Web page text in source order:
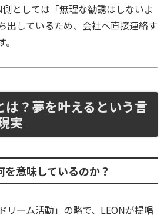
としては「無理な勧誘はしないよ
出しているため、会社へ直接連絡す
は？夢を叶えるという言
実
を意味しているのか？
リーム活動」の略で、LEONが提唱